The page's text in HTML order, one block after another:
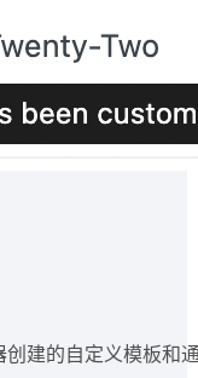
创建的自定义模板和